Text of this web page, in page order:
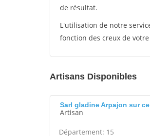
de résultat.
L'utilisation de notre
fonction des creux de
Artisans Disponibles
Sarl gladine Arpajon sur
Artisan
Département: 15